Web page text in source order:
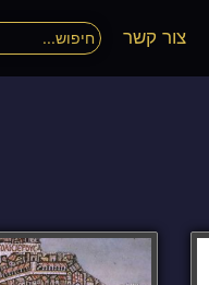
צור קשר